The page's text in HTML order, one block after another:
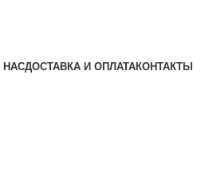
НАСДОСТАВКА И ОПЛАТАКОНТАКТЫ